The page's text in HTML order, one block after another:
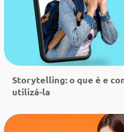
Leia
Storytelling: o que é e
utilizá-la